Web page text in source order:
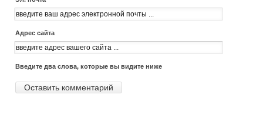
Адрес сайта
Введите два слова, которые вы видите ниже